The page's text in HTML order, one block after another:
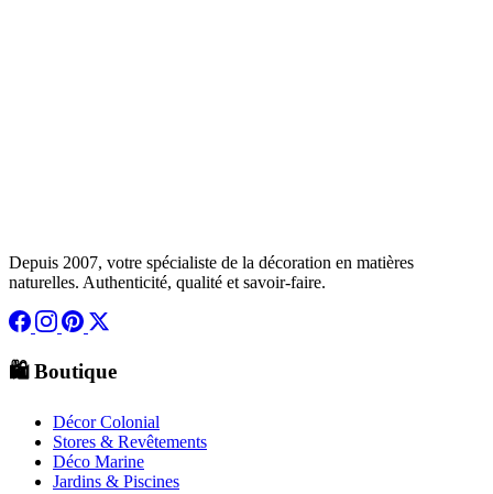
Depuis 2007, votre spécialiste de la décoration en matières
naturelles. Authenticité, qualité et savoir-faire.
🛍️ Boutique
Décor Colonial
Stores & Revêtements
Déco Marine
Jardins & Piscines